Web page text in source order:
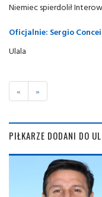
Niemiec spierdolił
Oficjalnie: Sergio
Ulala
« »
PIŁKARZE DODANI DO